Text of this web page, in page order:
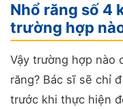
Nhổ răng số 4
trường hợp
Vậy trường hợp nào
răng? Bác sĩ sẽ chỉ
trước khi thực hiện